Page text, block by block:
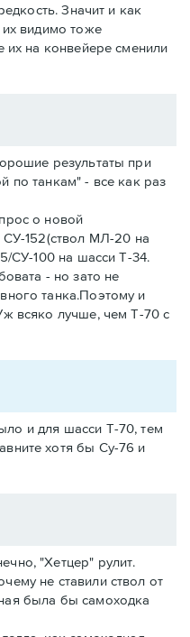
Значит и как
их видимо тоже
на конвейере сменили
результаты при
по танкам" - все как раз
о новой
СУ-152(ствол МЛ-20 на
СУ-100 на шасси Т-34.
- но зато не
танка.Поэтому и
всяко лучше, чем Т-70 с
и для шасси Т-70, тем
хотя бы Су-76 и
"Хетцер" рулит.
не ставили ствол от
была бы самоходка